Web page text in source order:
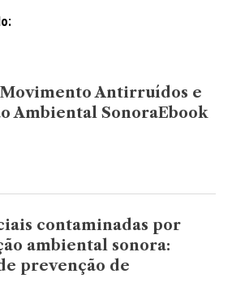
Antirruídos e
Ambiental SonoraEbook
contaminadas por
ambiental sonora:
prevenção de